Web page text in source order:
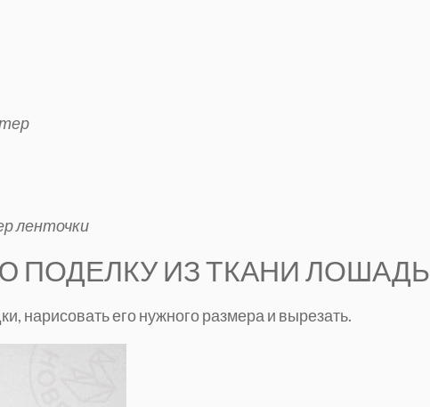
ленточки
ПОДЕЛКУ ИЗ ТКАНИ ЛОШАДЬ
нарисовать его нужного размера и вырезать.